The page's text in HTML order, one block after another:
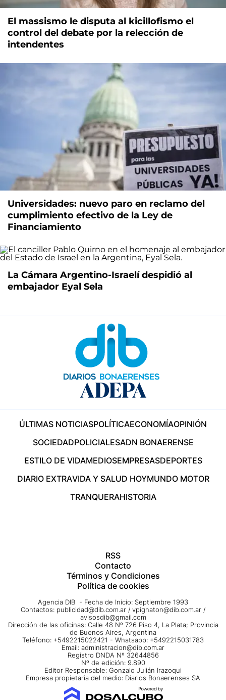
El massismo le disputa al kicillofismo el
control del debate por la relección de
intendentes
Universidades: nuevo paro en reclamo del
cumplimiento efectivo de la Ley de
Financiamiento
La Cámara Argentino-Israelí despidió al
embajador Eyal Sela
ÚLTIMAS NOTICIASPOLÍTICAECONOMÍAOPINIÓN
SOCIEDADPOLICIALESADN BONAERENSE
ESTILO DE VIDAMEDIOSEMPRESASDEPORTES
DIARIO EXTRAVIDA Y SALUD HOYMUNDO MOTOR
TRANQUERAHISTORIA
RSS
Contacto
Términos y Condiciones
Política de cookies
Agencia DIB - Fecha de Inicio: Septiembre 1993
Contactos: publicidad@dib.com.ar / vpignaton@dib.com.ar /
avisosdib@gmail.com
Dirección de las oficinas: Calle 48 Nº 726 Piso 4, La Plata; Provincia
de Buenos Aires, Argentina
Teléfono: +5492215022421 - Whatsapp: +5492215031783
Email: administracion@dib.com.ar
Registro DNDA Nº 32644856
Nº de edición: 9.890
Editor Responsable: Gonzalo Julián Irazoqui
Empresa propietaria del medio: Diarios Bonaerenses SA